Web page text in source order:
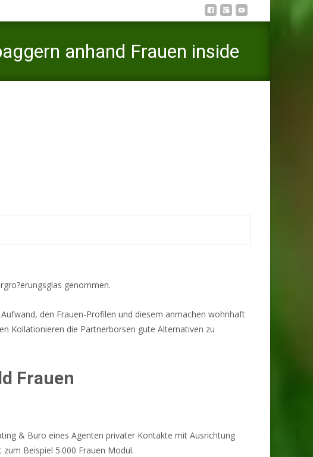
anhand Frauen inside
genommen.
den Frauen-Profilen und diesem anmachen wohnhaft
Kollationieren die Partnerborsen gute Alternativen zu
Frauen
& Buro eines Agenten privater Kontakte mit Ausrichtung
Beispiel 5.000 Frauen Modul.